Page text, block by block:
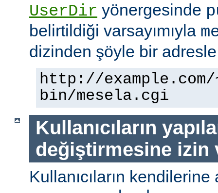
UserDir yönergesinde
belirtildiği varsayımıyla
dizinden şöyle bir
http://
bin/mesela.cgi
Kullanıcıların
değiştirmesine izin
Kullanıcıların